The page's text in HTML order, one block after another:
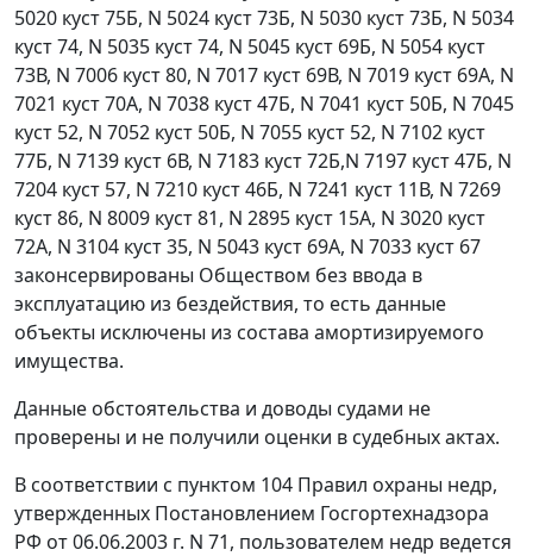
5020 куст 75Б, N 5024 куст 73Б, N 5030 куст 73Б, N 5034
куст 74, N 5035 куст 74, N 5045 куст 69Б, N 5054 куст
73В, N 7006 куст 80, N 7017 куст 69В, N 7019 куст 69А, N
7021 куст 70А, N 7038 куст 47Б, N 7041 куст 50Б, N 7045
куст 52, N 7052 куст 50Б, N 7055 куст 52, N 7102 куст
77Б, N 7139 куст 6В, N 7183 куст 72Б,N 7197 куст 47Б, N
7204 куст 57, N 7210 куст 46Б, N 7241 куст 11В, N 7269
куст 86, N 8009 куст 81, N 2895 куст 15А, N 3020 куст
72А, N 3104 куст 35, N 5043 куст 69А, N 7033 куст 67
законсервированы Обществом без ввода в
эксплуатацию из бездействия, то есть данные
объекты исключены из состава амортизируемого
имущества.
Данные обстоятельства и доводы судами не
проверены и не получили оценки в судебных актах.
В соответствии с пунктом 104 Правил охраны недр,
утвержденных Постановлением Госгортехнадзора
РФ от 06.06.2003 г. N 71, пользователем недр ведется